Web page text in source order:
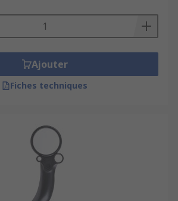
Ajouter
Fiches techniques